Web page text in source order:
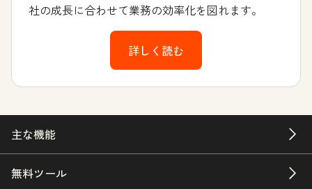
社の成長に合わせて業務の効率化を図れます。
詳しく読む
主な機能
無料ツール